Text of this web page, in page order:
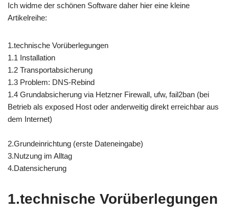
Ich widme der schönen Software daher hier eine kleine
Artikelreihe:
1.technische Vorüberlegungen
1.1 Installation
1.2 Transportabsicherung
1.3 Problem: DNS-Rebind
1.4 Grundabsicherung via Hetzner Firewall, ufw, fail2ban (bei
Betrieb als exposed Host oder anderweitig direkt erreichbar aus
dem Internet)
2.Grundeinrichtung (erste Dateneingabe)
3.Nutzung im Alltag
4.Datensicherung
1.technische Vorüberlegungen